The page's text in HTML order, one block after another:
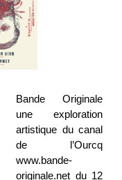
Bande Originale
une exploration
artistique du canal
de l’Ourcq
www.bande-
originale.net du 12